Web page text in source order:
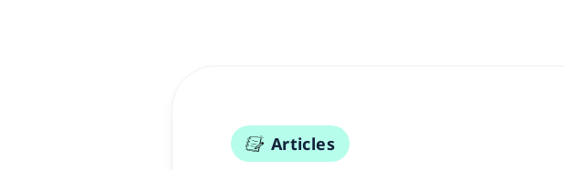
Articles